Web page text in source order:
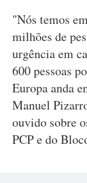
"Nós temos
milhões de
urgência em
600 pessoas
Europa anda
Manuel
ouvido sobre
PCP e do